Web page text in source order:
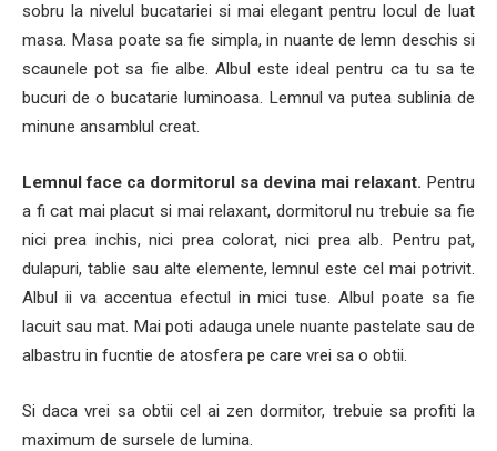
sobru la nivelul bucatariei si mai elegant pentru locul de luat
masa. Masa poate sa fie simpla, in nuante de lemn deschis si
scaunele pot sa fie albe. Albul este ideal pentru ca tu sa te
bucuri de o bucatarie luminoasa. Lemnul va putea sublinia de
minune ansamblul creat.
Lemnul face ca dormitorul sa devina mai relaxant. Pentru
a fi cat mai placut si mai relaxant, dormitorul nu trebuie sa fie
nici prea inchis, nici prea colorat, nici prea alb. Pentru pat,
dulapuri, tablie sau alte elemente, lemnul este cel mai potrivit.
Albul ii va accentua efectul in mici tuse. Albul poate sa fie
lacuit sau mat. Mai poti adauga unele nuante pastelate sau de
albastru in fucntie de atosfera pe care vrei sa o obtii.
Si daca vrei sa obtii cel ai zen dormitor, trebuie sa profiti la
maximum de sursele de lumina.